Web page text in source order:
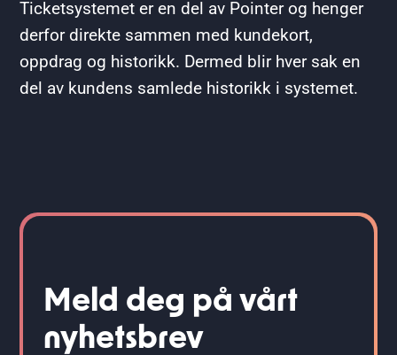
Ticketsystemet er en del av Pointer og henger
derfor direkte sammen med kundekort,
oppdrag og historikk. Dermed blir hver sak en
del av kundens samlede historikk i systemet.
Meld deg på vårt
nyhetsbrev